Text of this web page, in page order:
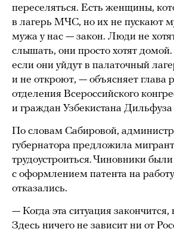
переселяться. Есть женщины,
в лагерь МЧС, но их не пускают
мужа у нас — закон. Люди не
слышать, они просто хотят
если они уйдут в палаточный
и не откроют, — объясняет глава
отделения Всероссийского
и граждан Узбекистана
По словам Сабировой,
губернатора предложила
трудоустроиться. Чиновники
с оформлением патента на
отказались.
— Когда эта ситуация закончится,
Здесь ничего не зависит ни от